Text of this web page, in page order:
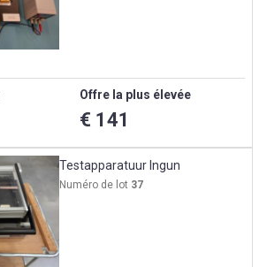
Offre la plus élevée
€ 141
Testapparatuur Ingun
Numéro de lot 37